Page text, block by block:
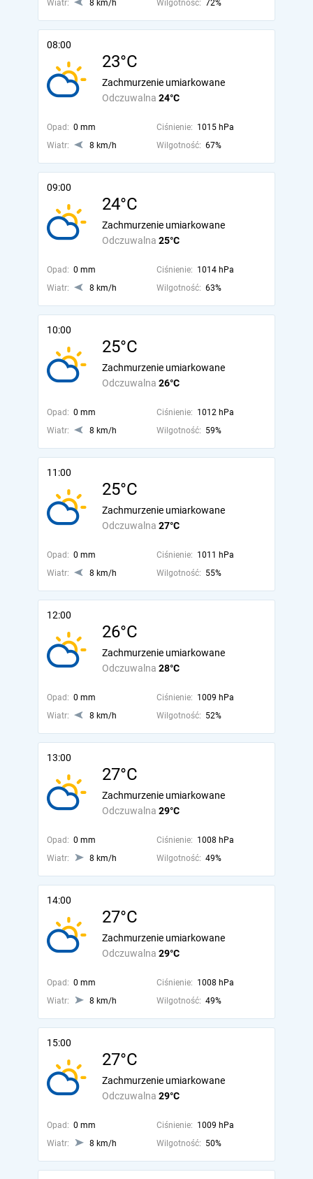
Wiatr: 8 km/h Wilgotność: 72%
08:00
23°C
Odczuwalna 24°C
Zachmurzenie umiarkowane
Opad: 0 mm Ciśnienie: 1015 hPa
Wiatr:
8 km/h Wilgotność: 67%
09:00
24°C
Odczuwalna 25°C
Zachmurzenie umiarkowane
Opad: 0 mm Ciśnienie: 1014 hPa
Wiatr:
8 km/h Wilgotność: 63%
10:00
25°C
Odczuwalna 26°C
Zachmurzenie umiarkowane
Opad: 0 mm Ciśnienie: 1012 hPa
Wiatr:
8 km/h Wilgotność: 59%
11:00
25°C
Odczuwalna 27°C
Zachmurzenie umiarkowane
Opad: 0 mm Ciśnienie: 1011 hPa
Wiatr:
8 km/h Wilgotność: 55%
12:00
26°C
Odczuwalna 28°C
Zachmurzenie umiarkowane
Opad: 0 mm Ciśnienie: 1009 hPa
Wiatr:
8 km/h Wilgotność: 52%
13:00
27°C
Odczuwalna 29°C
Zachmurzenie umiarkowane
Opad: 0 mm Ciśnienie: 1008 hPa
Wiatr:
8 km/h Wilgotność: 49%
14:00
27°C
Odczuwalna 29°C
Zachmurzenie umiarkowane
Opad: 0 mm Ciśnienie: 1008 hPa
Wiatr:
8 km/h Wilgotność: 49%
15:00
27°C
Odczuwalna 29°C
Zachmurzenie umiarkowane
Opad: 0 mm Ciśnienie: 1009 hPa
Wiatr:
8 km/h Wilgotność: 50%